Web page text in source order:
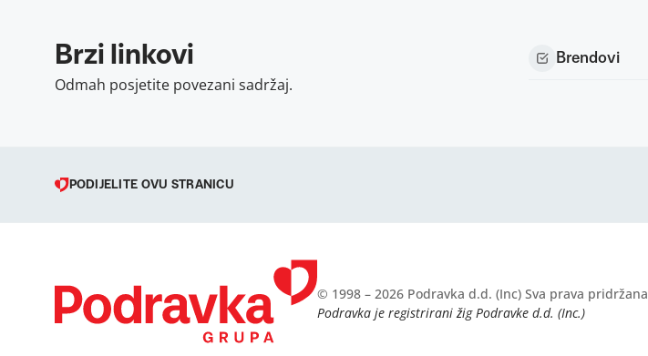
Brzi linkovi
Odmah posjetite povezani sadržaj.
Brendovi
PODIJELITE OVU STRANICU
© 1998 – 2026 Podravka d.d. (Inc) Sva prava pridržana
Podravka je registrirani žig Podravke d.d. (Inc.)